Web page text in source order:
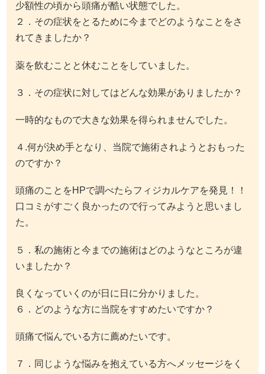
少額性の頃から頭痛が酷い状態でした。
２．その症状をとるために今までどのようなことをさ
れてきましたか？
薬を飲むことと休むことをしていました。
３．その症状に対してはどんな効果がありましたか？
一時的なもので大きな効果を得られませんでした。
４.何が決め手となり、当院で施術されようとおもった
のですか？
頭痛のことをHPで調べたらフィジカルケアを発見！！
口コミがすごく良かったので行ってみようと思いまし
た。
５．私の施術と今までの施術はどのようなところが違
いましたか？
良くなっていくのが日に日に分かりました。
６．どのような方に当院をすすめたいですか？
頭痛で悩んでいる方に薦めたいです。
７．同じような悩みを抱えている方へメッセージをく